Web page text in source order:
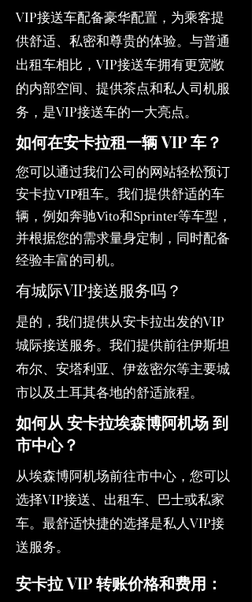
VIP接送车配备豪华配置，为乘客提
供舒适、私密和尊贵的体验。与普通
出租车相比，VIP接送车拥有更宽敞
的内部空间、提供茶点和私人司机服
务，是VIP接送车的一大亮点。
如何在安卡拉租一辆 VIP 车？
您可以通过我们公司的网站轻松预订
安卡拉VIP租车。我们提供舒适的车
辆，例如奔驰Vito和Sprinter等车型，
并根据您的需求量身定制，同时配备
经验丰富的司机。
有城际VIP接送服务吗？
是的，我们提供从安卡拉出发的VIP
城际接送服务。我们提供前往伊斯坦
布尔、安塔利亚、伊兹密尔等主要城
市以及土耳其各地的舒适旅程。
如何从 安卡拉埃森博阿机场 到
市中心？
从埃森博阿机场前往市中心，您可以
选择VIP接送、出租车、巴士或私家
车。最舒适快捷的选择是私人VIP接
送服务。
安卡拉 VIP 转账价格和费用：